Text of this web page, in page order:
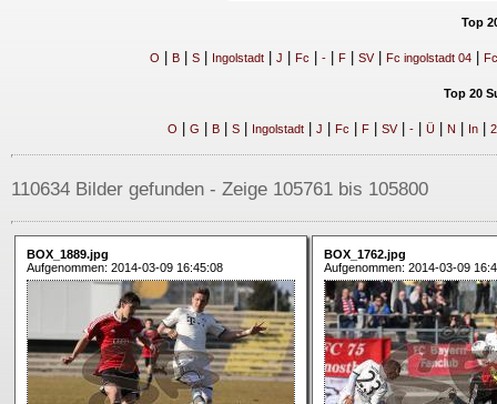
Top
O B| S| Ingolstadt| J Fc -| F| SV| Fc ingolstadt 04|
Top 20
O G B| S| Ingolstadt| J Fc F| SV| -| Ü| N In| 2
110634 Bilder gefunden - Zeige 105761 bis 105800
BOX_1889.jpg
Aufgenommen: 2014-03-09 16:45:08
BOX_1762.jpg
Aufgenommen: 2014-03-09